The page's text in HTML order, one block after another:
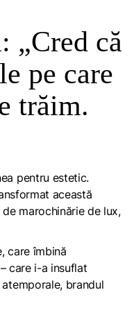
„Cred că
pe care
trăim.
pentru estetic.
această
marochinărie de lux,
care îmbină
care i-a insuflat
brandul